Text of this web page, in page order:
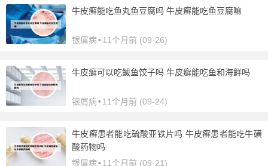
牛皮癣能吃鱼丸鱼豆腐吗 牛皮癣能吃鱼豆腐嘛
银屑病•11个月前 (09-26)
牛皮癣可以吃鲅鱼饺子吗 牛皮癣能吃鱼和海鲜吗
银屑病•11个月前 (09-24)
牛皮癣患者能吃硫酸亚铁片吗 牛皮癣患者能吃牛磺
酸药物吗
银屑病•11个月前 (09-21)